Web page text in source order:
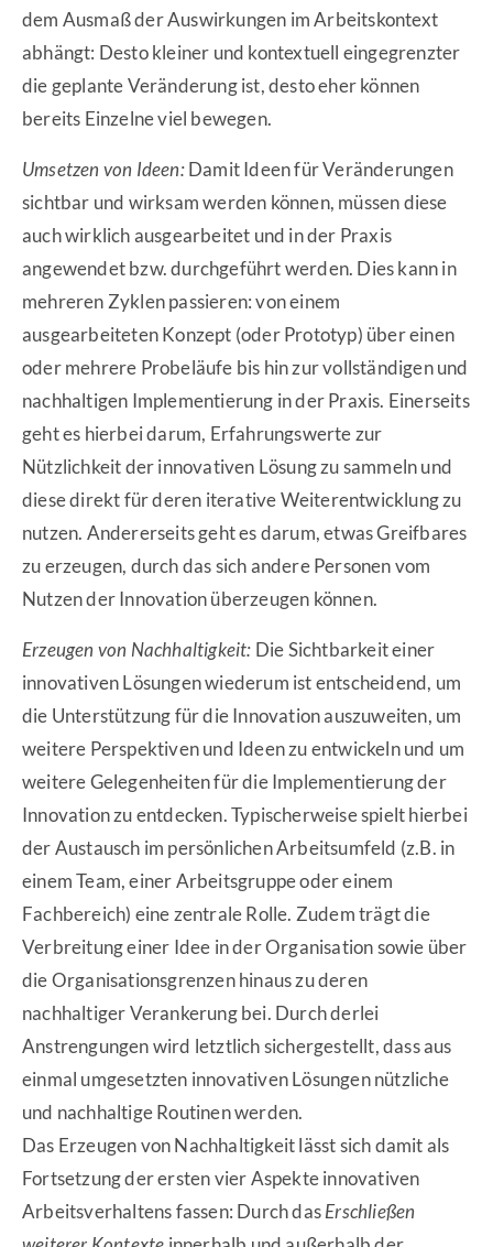
dem Ausmaß der Auswirkungen im Arbeitskontext
abhängt: Desto kleiner und kontextuell eingegrenzter
die geplante Veränderung ist, desto eher können
bereits Einzelne viel bewegen.
Umsetzen von Ideen:Damit Ideen für Veränderungen
sichtbar und wirksam werden können, müssen diese
auch wirklich ausgearbeitet und in der Praxis
angewendet bzw. durchgeführt werden. Dies kann in
mehreren Zyklen passieren: von einem
ausgearbeiteten Konzept (oder Prototyp) über einen
oder mehrere Probeläufe bis hin zur vollständigen und
nachhaltigen Implementierung in der Praxis. Einerseits
geht es hierbei darum, Erfahrungswerte zur
Nützlichkeit der innovativen Lösung zu sammeln und
diese direkt für deren iterative Weiterentwicklung zu
nutzen. Andererseits geht es darum, etwas Greifbares
zu erzeugen, durch das sich andere Personen vom
Nutzen der Innovation überzeugen können.
Erzeugen von Nachhaltigkeit: Die Sichtbarkeit einer
innovativen Lösungen wiederum ist entscheidend, um
die Unterstützung für die Innovation auszuweiten, um
weitere Perspektiven und Ideen zu entwickeln und um
weitere Gelegenheiten für die Implementierung der
Innovation zu entdecken. Typischerweise spielt hierbei
der Austausch im persönlichen Arbeitsumfeld (z.B. in
einem Team, einer Arbeitsgruppe oder einem
Fachbereich) eine zentrale Rolle. Zudem trägt die
Verbreitung einer Idee in der Organisation sowie über
die Organisationsgrenzen hinaus zu deren
nachhaltiger Verankerung bei. Durch derlei
Anstrengungen wird letztlich sichergestellt, dass aus
einmal umgesetzten innovativen Lösungen nützliche
und nachhaltige Routinen werden.
Das Erzeugen von Nachhaltigkeit lässt sich damit als
Fortsetzung der ersten vier Aspekte innovativen
Arbeitsverhaltens fassen: Durch dasErschließen